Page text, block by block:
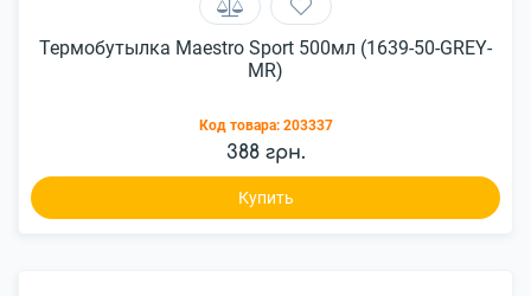
Термобутылка Maestro Sport 500мл (1639-50-GREY-
MR)
Код товара: 203337
388 грн.
Купить